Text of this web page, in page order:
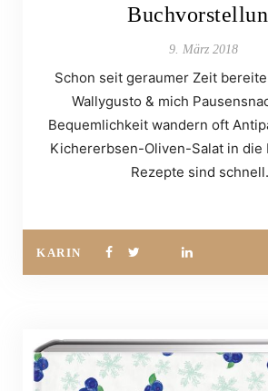
9. März 2018
Schon seit geraumer Zeit
Wallygusto & mich
Bequemlichkeit wandern oft
Kichererbsen-Oliven-Salat in die
Rezepte sind
KARIN